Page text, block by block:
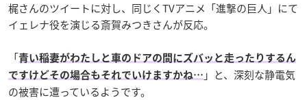
梶さんのツイートに対し、同じくTVアニメ「進撃の巨人」にて
イェレナ役を演じる斎賀みつきさんが反応。
「青い稲妻がわたしと車のドアの間にズバッと走ったりするん
ですけどその場合もそれでいけますかね… 」と、深刻な静電気
の被害に遭っているようです。